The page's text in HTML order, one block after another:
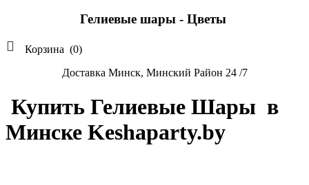
Гелиевые шары - Цветы
 Корзина (0)
Доставка Минск, Минский Район 24 /7
Купить Гелиевые Шары в
Минске Keshaparty.by